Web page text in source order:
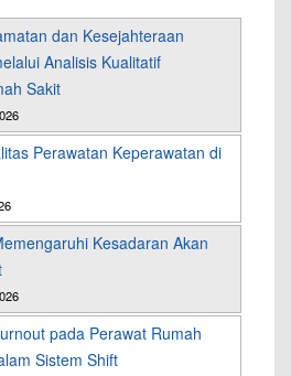
dan Kesejahteraan
Analisis Kualitatif
Sakit
Perawatan Keperawatan di
Kesadaran Akan
pada Perawat Rumah
Sistem Shift